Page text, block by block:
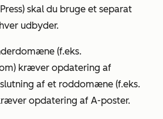
skal du bruge et separat
udbyder.
(f.eks.
) kræver opdatering af
af et roddomæne (f.eks.
opdatering af A-poster.